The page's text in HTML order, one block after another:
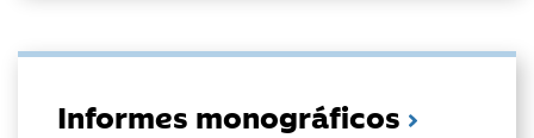
Informes monográficos